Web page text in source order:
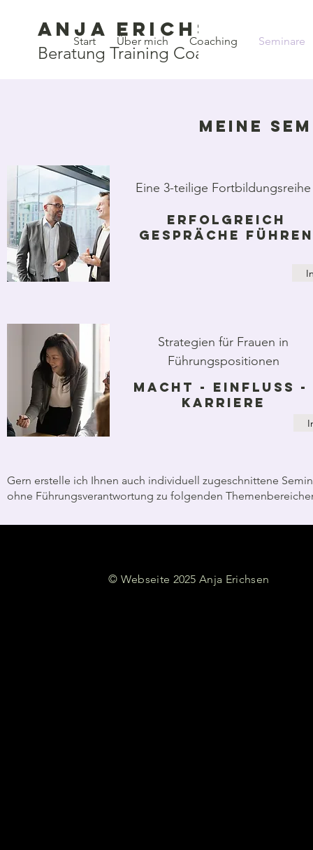
Anja Erichsen
Beratung Training Coaching
Start Über mich Coaching Seminare
Meine
Eine 3-teilige Fortbildungsreihe
Erfolgreich
GEspräche führen
Strategien für Frauen in
Führungspositionen
macht - Einfluss -
Karriere
Gern erstelle ich Ihnen auch individuell zugeschnittene
ohne Führungsverantwortung zu folgenden
© Webseite 2025 Anja Erichsen